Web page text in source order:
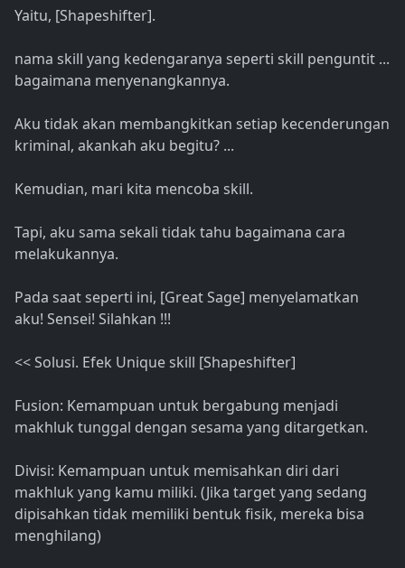
Yaitu, [Shapeshifter].
nama skill yang kedengaranya seperti skill penguntit ...
bagaimana menyenangkannya.
Aku tidak akan membangkitkan setiap kecenderungan
kriminal, akankah aku begitu? ...
Kemudian, mari kita mencoba skill.
Tapi, aku sama sekali tidak tahu bagaimana cara
melakukannya.
Pada saat seperti ini, [Great Sage] menyelamatkan
aku! Sensei! Silahkan !!!
<< Solusi. Efek Unique skill [Shapeshifter]
Fusion: Kemampuan untuk bergabung menjadi
makhluk tunggal dengan sesama yang ditargetkan.
Divisi: Kemampuan untuk memisahkan diri dari
makhluk yang kamu miliki. (Jika target yang sedang
dipisahkan tidak memiliki bentuk fisik, mereka bisa
menghilang)